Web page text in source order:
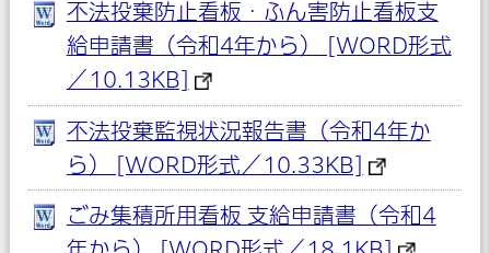
不法投棄防止看板・ふん害防止看板支
給申請書（令和4年から） [WORD形式
／10.13KB]
不法投棄監視状況報告書（令和4年か
ら） [WORD形式／10.33KB]
ごみ集積所用看板 支給申請書（令和4